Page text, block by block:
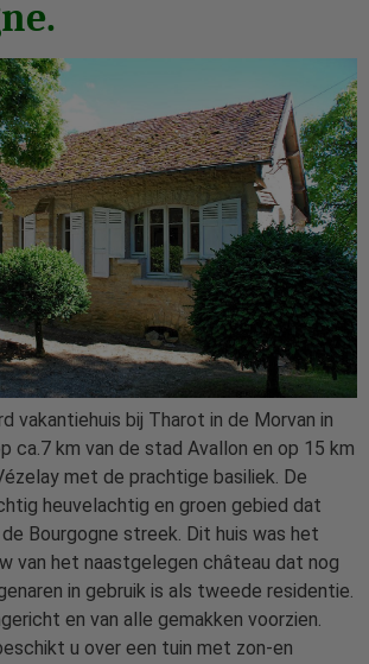
vakantiehuis bij Tharot in de Morvan in
ca.7 km van de stad Avallon en op 15 km
met de prachtige basiliek. De
heuvelachtig en groen gebied dat
Bourgogne streek. Dit huis was het
van het naastgelegen château dat nog
in gebruik is als tweede residentie.
en van alle gemakken voorzien.
u over een tuin met zon-en